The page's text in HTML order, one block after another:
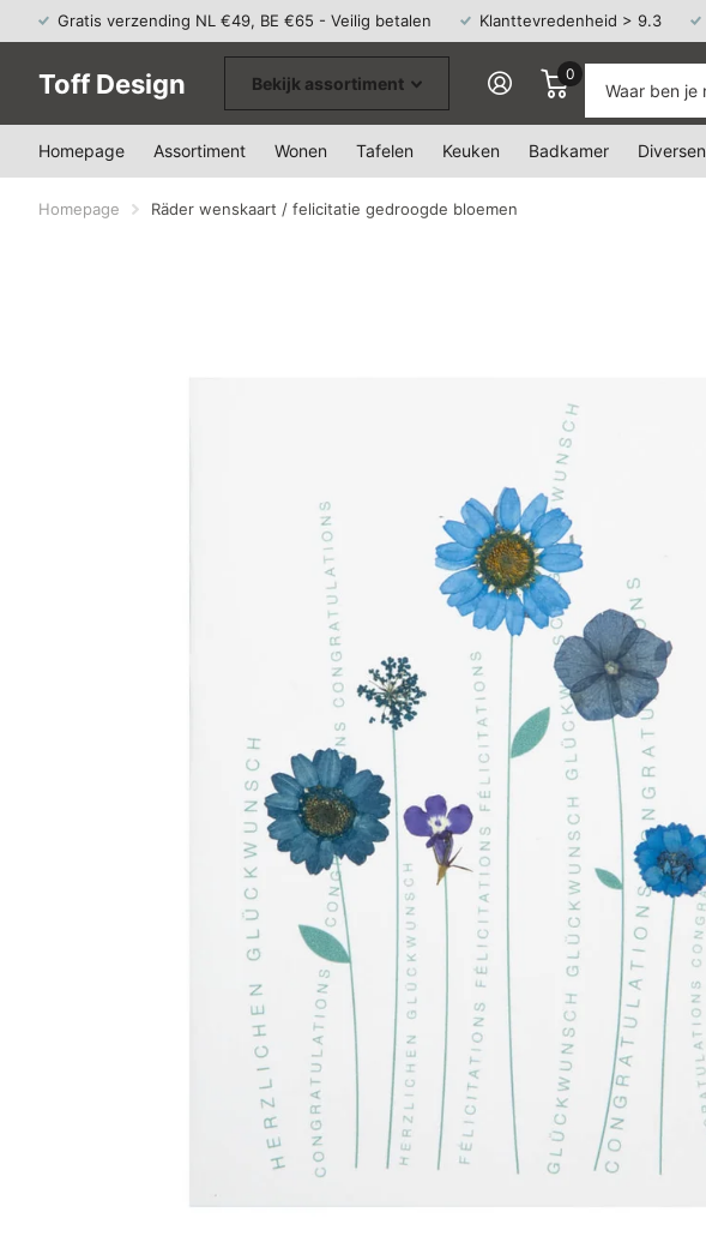
Gratis verzending NL €49, BE €65 - Veilig betalen Klanttevredenheid > 9.3
Toff Design Bekijk assortiment 0
Homepage Assortiment Wonen Tafelen Keuken Badkamer Diversen
Homepage Räder wenskaart / felicitatie gedroogde bloemen